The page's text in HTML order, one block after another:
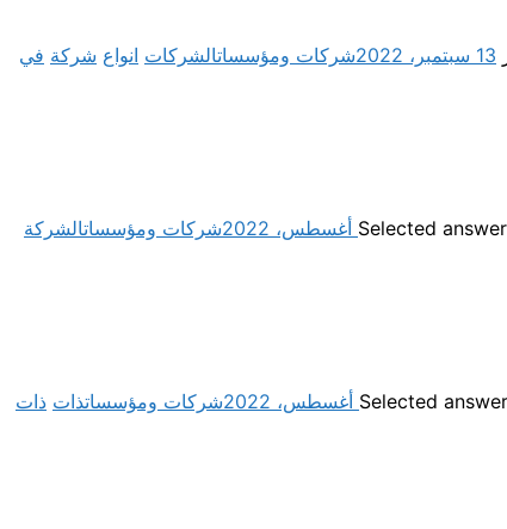
13 سبتمبر، 2022 شركات ومؤسساتالشركات انواع شركة في
شركات ومؤسساتالشركة
شركات ومؤسساتذات ذات